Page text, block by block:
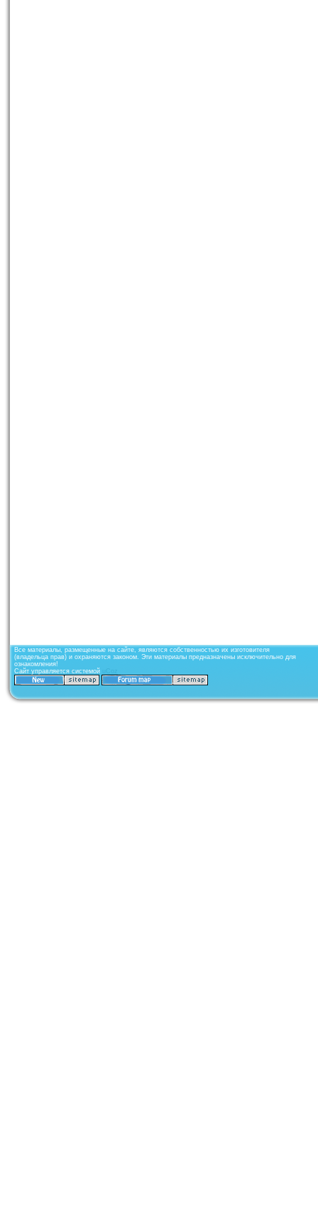
Все материалы, размещенные на сайте, являются собственностью их изготовителя
(владельца прав) и охраняются законом. Эти материалы предназначены исключительно для
ознакомления!
Сайт управляется системой